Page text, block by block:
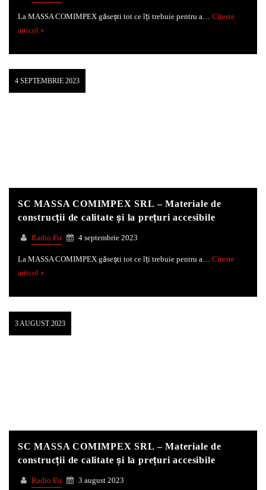
La MASSA COMIMPEX găsești tot ce îți trebuie pentru a… Citeste
articol »
4 SEPTEMBRIE 2023
SC MASSA COMIMPEX SRL – Materiale de
construcții de calitate și la prețuri accesibile
Radio Fir 4 septembrie 2023
La MASSA COMIMPEX găsești tot ce îți trebuie pentru a… Citeste
articol »
3 AUGUST 2023
SC MASSA COMIMPEX SRL – Materiale de
construcții de calitate și la prețuri accesibile
Radio Fir 3 august 2023